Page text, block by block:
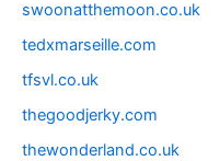
swoonatthemoon.co.uk
tedxmarseille.com
tfsvl.co.uk
thegoodjerky.com
thewonderland.co.uk